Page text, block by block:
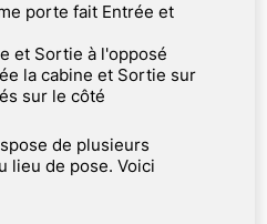
et Sortie à l'opposé
sur le côté
de plusieurs
lieu de pose. Voici